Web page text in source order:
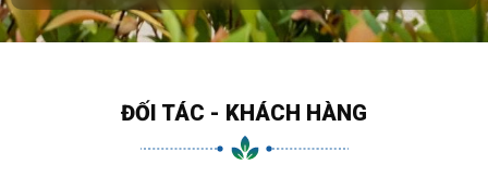
ĐỐI TÁC - KHÁCH HÀNG